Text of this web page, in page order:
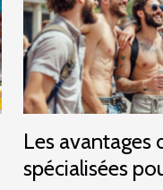
Les avantages
spécialisées